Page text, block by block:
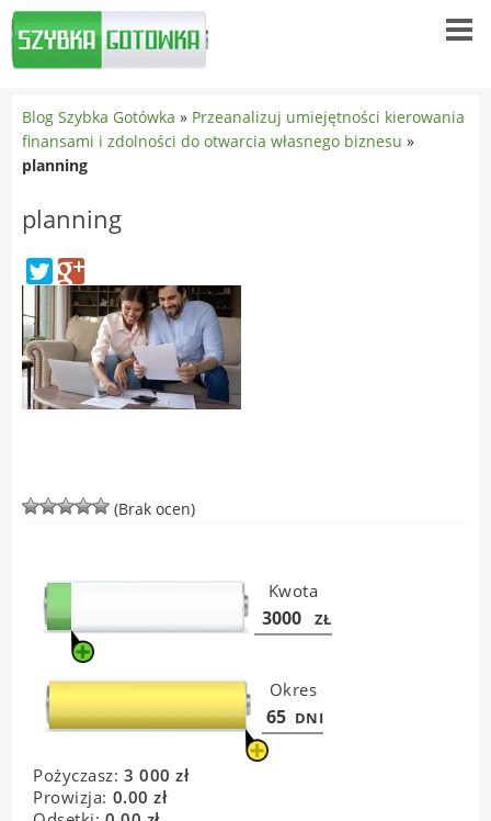
Blog Szybka Gotówka » Przeanalizuj umiejętności kierowania
finansami i zdolności do otwarcia własnego biznesu »
planning
planning
(Brak ocen)